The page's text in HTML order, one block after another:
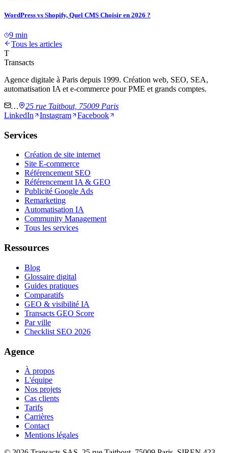
WordPress vs Shopify, Quel CMS Choisir en 2026 ?
9 min
Tous les articles
T
Transacts
Agence digitale à Paris depuis 1999. Création web, SEO, SEA,
automatisation IA et e-commerce pour PME et grands comptes.
…
25 rue Taitbout, 75009 Paris
LinkedIn
Instagram Facebook
Services
Création de site internet
Site E-commerce
Référencement SEO
Référencement IA & GEO
Publicité Google Ads
Remarketing
Automatisation IA
Community Management
Tous les services
Ressources
Blog
Glossaire digital
Guides pratiques
Comparatifs
GEO & visibilité IA
Transacts GEO Score
Par ville
Checklist SEO 2026
Agence
À propos
L'équipe
Nos projets
Cas clients
Tarifs
Carrières
Contact
Mentions légales